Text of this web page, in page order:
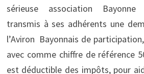
sérieuse association
transmis à ses adhérents une
l’Aviron Bayonnais de
avec comme chiffre de référence
est déductible des impôts, pour